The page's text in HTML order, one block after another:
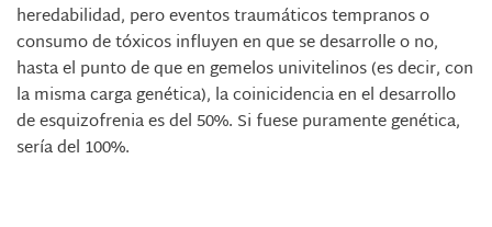
heredabilidad, pero eventos traumáticos tempranos o
consumo de tóxicos influyen en que se desarrolle o no,
hasta el punto de que en gemelos univitelinos (es decir, con
la misma carga genética), la coinicidencia en el desarrollo
de esquizofrenia es del 50%. Si fuese puramente genética,
sería del 100%.